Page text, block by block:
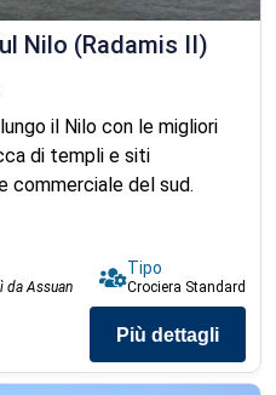
Nilo (Radamis II)
il Nilo con le migliori
di templi e siti
commerciale del sud.
da Assuan
Tipo
Crociera Standard
Più dettagli